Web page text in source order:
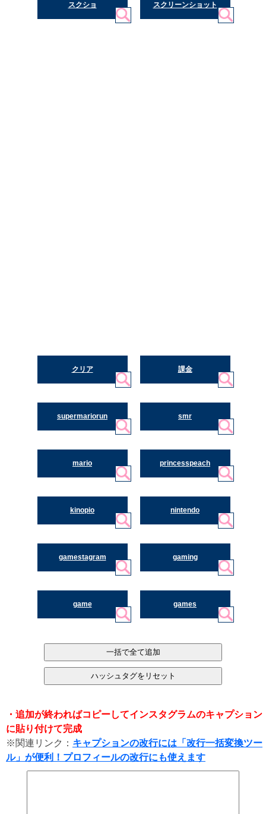
スクショ スクリーンショット
クリア 課金
supermariorun smr
mario princesspeach
kinopio nintendo
gamestagram gaming
game games
・追加が終わればコピーしてインスタグラムのキャプション
に貼り付けて完成
※関連リンク： キャプションの改行には「改行一括変換ツー
ル」が便利！プロフィールの改行にも使えます